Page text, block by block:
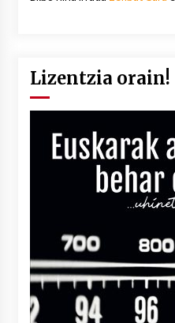
Lizentzia orain!